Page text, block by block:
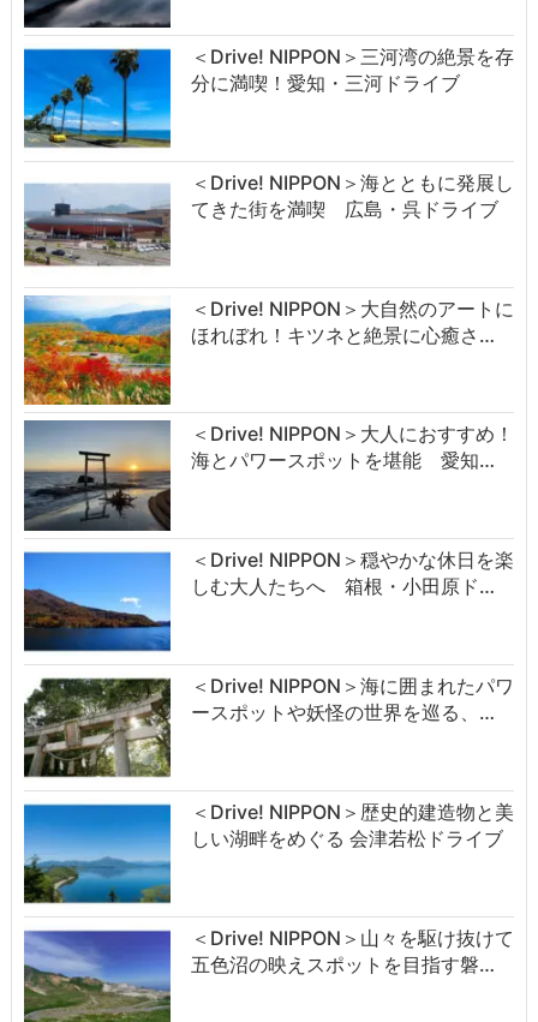
＜Drive! NIPPON＞三河湾の絶景を存
分に満喫！愛知・三河ドライブ
＜Drive! NIPPON＞海とともに発展し
てきた街を満喫 広島・呉ドライブ
＜Drive! NIPPON＞大自然のアートに
ほれぼれ！キツネと絶景に心癒さ…
＜Drive! NIPPON＞大人におすすめ！
海とパワースポットを堪能 愛知…
＜Drive! NIPPON＞穏やかな休日を楽
しむ大人たちへ 箱根・小田原ド…
＜Drive! NIPPON＞海に囲まれたパワ
ースポットや妖怪の世界を巡る、…
＜Drive! NIPPON＞歴史的建造物と美
しい湖畔をめぐる 会津若松ドライブ
＜Drive! NIPPON＞山々を駆け抜けて
五色沼の映えスポットを目指す磐…